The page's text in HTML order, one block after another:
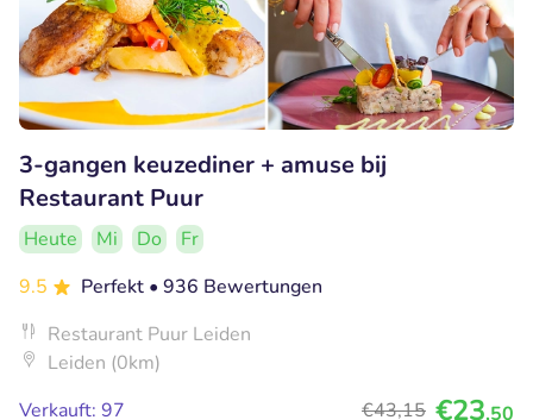
3-gangen keuzediner + amuse bij
Restaurant Puur
Heute Mi Do
Fr
9.5
Perfekt • 936 Bewertungen
Restaurant Puur Leiden
Leiden (0km)
Verkauft: 97
€43,15 €23,50